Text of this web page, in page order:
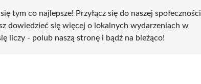
tym co najlepsze! Przyłącz się do naszej społeczności
dowiedzieć się więcej o lokalnych wydarzeniach w
liczy - polub naszą stronę i bądź na bieżąco!